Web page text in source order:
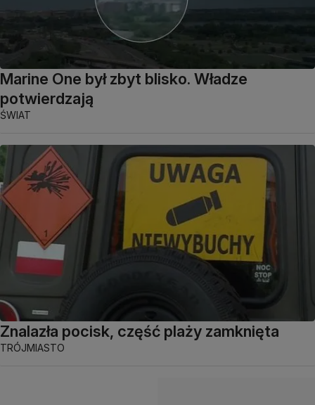
Marine One był zbyt blisko. Władze
potwierdzają
ŚWIAT
Znalazła pocisk, część plaży zamknięta
TRÓJMIASTO